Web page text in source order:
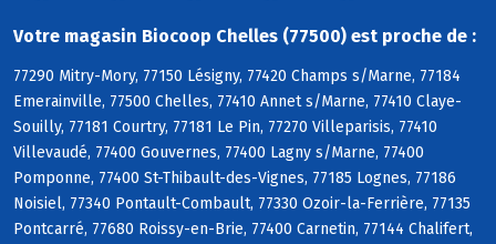
Votre magasin Biocoop Chelles (77500) est proche de :
77290 Mitry-Mory, 77150 Lésigny, 77420 Champs s/Marne, 77184
Emerainville, 77500 Chelles, 77410 Annet s/Marne, 77410 Claye-
Souilly, 77181 Courtry, 77181 Le Pin, 77270 Villeparisis, 77410
Villevaudé, 77400 Gouvernes, 77400 Lagny s/Marne, 77400
Pomponne, 77400 St-Thibault-des-Vignes, 77185 Lognes, 77186
Noisiel, 77340 Pontault-Combault, 77330 Ozoir-la-Ferrière, 77135
Pontcarré, 77680 Roissy-en-Brie, 77400 Carnetin, 77144 Chalifert,